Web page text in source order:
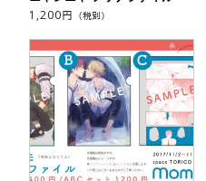
1,200円 （税別）